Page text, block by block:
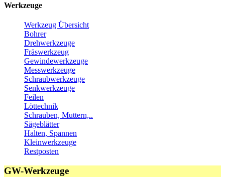
Werkzeuge
Werkzeug Übersicht
Bohrer
Drehwerkzeuge
Fräswerkzeug
Gewindewerkzeuge
Messwerkzeuge
Schraubwerkzeuge
Senkwerkzeuge
Feilen
Löttechnik
Schrauben, Muttern,..
Sägeblätter
Halten, Spannen
Kleinwerkzeuge
Restposten
GW-Werkzeuge